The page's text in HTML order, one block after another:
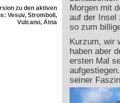
zu den aktiven
Vesuv, Stromboli,
Vulcano, Ätna
Morgen mit
auf der Insel
so zum
Kurzum, wir
haben aber
ersten Mal
seiner